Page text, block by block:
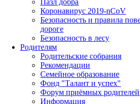
Коронавирус 2019-nCoV
Безопасность и правила
дороге
Безопасность в лесу
Родителям
Родительские собрания
Рекомендации
Семейное образование
Фонд "Талант и успех"
Форум приёмных родителей
Информация